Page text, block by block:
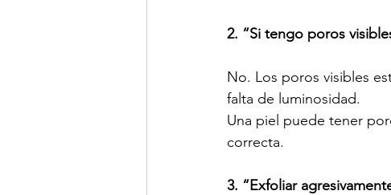
2. “Si tengo poros
No. Los poros visibles
falta de luminosidad.
Una piel puede tener
correcta.
3. “Exfoliar